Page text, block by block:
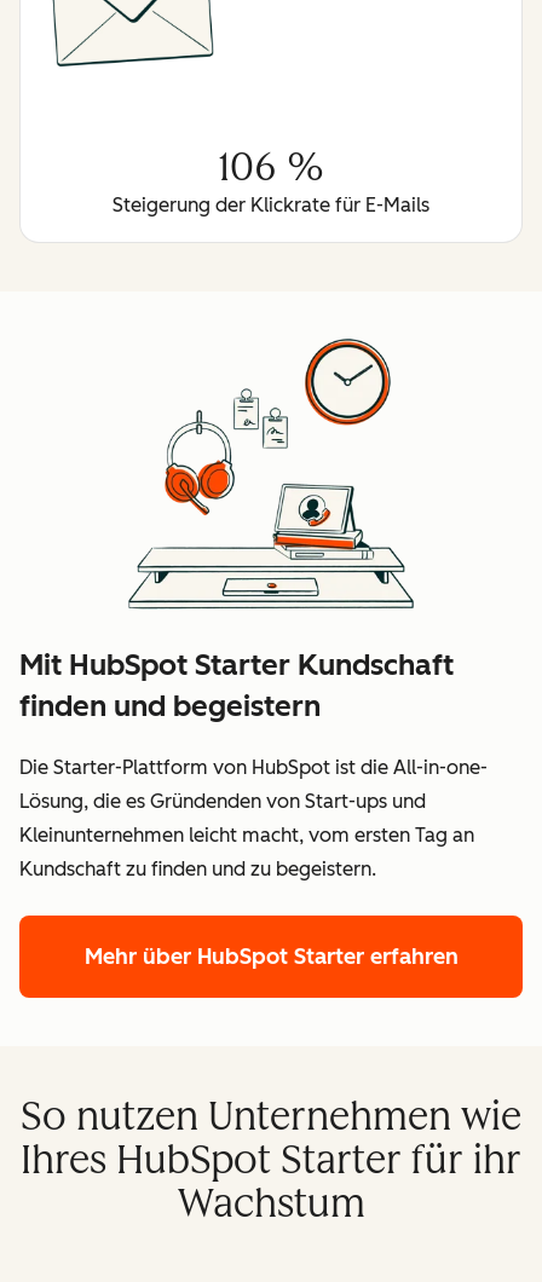
106 %
Steigerung der Klickrate für E-Mails
Mit HubSpot Starter Kundschaft
finden und begeistern
Die Starter-Plattform von HubSpot ist die All-in-one-
Lösung, die es Gründenden von Start-ups und
Kleinunternehmen leicht macht, vom ersten Tag an
Kundschaft zu finden und zu begeistern.
Mehr über HubSpot Starter erfahren
So nutzen Unternehmen wie
Ihres HubSpot Starter für ihr
Wachstum